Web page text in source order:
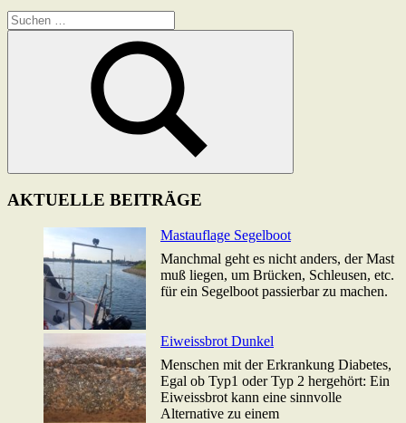
Suchen
nach:
Suchen
AKTUELLE BEITRÄGE
Mastauflage Segelboot
Manchmal geht es nicht anders, der Mast
muß liegen, um Brücken, Schleusen, etc.
für ein Segelboot passierbar zu machen.
Eiweissbrot Dunkel
Menschen mit der Erkrankung Diabetes,
Egal ob Typ1 oder Typ 2 hergehört: Ein
Eiweissbrot kann eine sinnvolle
Alternative zu einem